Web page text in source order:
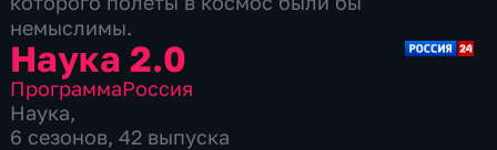
немыслимы.
Наука 2.0
ПрограммаРоссия
Наука,
6 сезонов, 42 выпуска